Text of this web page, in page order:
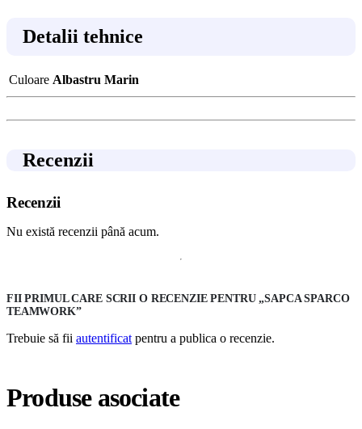
Detalii tehnice
Culoare Albastru Marin
Recenzii
Recenzii
Nu există recenzii până acum.
FII PRIMUL CARE SCRII O RECENZIE PENTRU „SAPCA SPARCO
TEAMWORK”
Trebuie să fii autentificat pentru a publica o recenzie.
Produse asociate